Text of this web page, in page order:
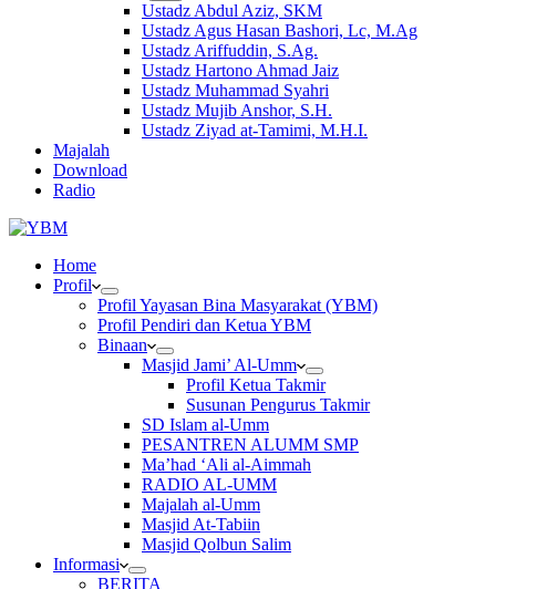
Ustadz Abdul Aziz, SKM
Ustadz Agus Hasan Bashori, Lc, M.Ag
Ustadz Ariffuddin, S.Ag.
Ustadz Hartono Ahmad Jaiz
Ustadz Muhammad Syahri
Ustadz Mujib Anshor, S.H.
Ustadz Ziyad at-Tamimi, M.H.I.
Majalah
Download
Radio
Home
Profil
Profil Yayasan Bina Masyarakat (YBM)
Profil Pendiri dan Ketua YBM
Binaan
Masjid Jami’ Al-Umm
Profil Ketua Takmir
Susunan Pengurus Takmir
SD Islam al-Umm
PESANTREN ALUMM SMP
Ma’had ‘Ali al-Aimmah
RADIO AL-UMM
Majalah al-Umm
Masjid At-Tabiin
Masjid Qolbun Salim
Informasi
BERITA